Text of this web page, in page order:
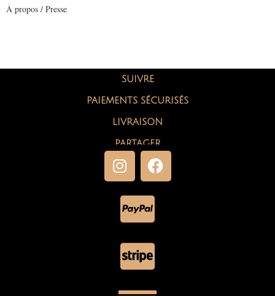
À propos / Presse
SUIVRE
PAIEMENTS SÉCURISÉS
LIVRAISON
PARTAGER